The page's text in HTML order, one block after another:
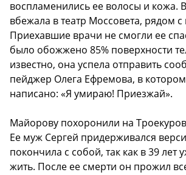
воспламенились ее волосы и кожа.
вбежала в театр Моссовета, рядом
Приехавшие врачи не смогли ее
было обожжено 85% поверхности
известно, она успела отправить
пейджер Олега Ефремова, в
написано: «Я умираю! Приезжай».
Майорову похоронили на
Ее муж Сергей придерживался
покончила с собой, так как в 39 лет
жить. После ее смерти он прожил